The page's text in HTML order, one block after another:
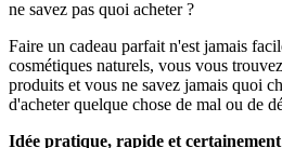
ne savez pas quoi acheter ?
Faire un cadeau parfait n'est jamais
cosmétiques naturels, vous vous
produits et vous ne savez jamais quoi
d'acheter quelque chose de mal ou de
Idée pratique, rapide et